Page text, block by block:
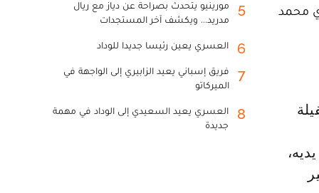
محمد 5
مورينيو يتحدث بصراحة عن دياز مع ريال
مدريد... ويكشف آخر المستجدات
6 العسري يعين رئيسا جديدا للوداد
7
فريق إسباني يعيد الزابيري إلى الواجهة في
الميركاتو
8
العسري يعيد السعيدي إلى الوداد في مهمة
جديدة